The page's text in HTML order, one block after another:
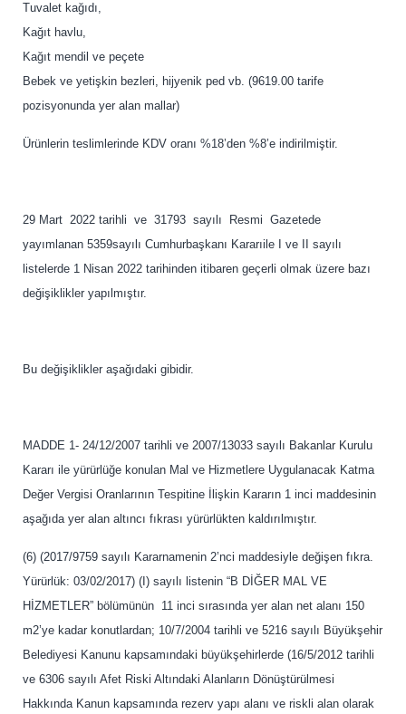
Tuvalet kağıdı,
Kağıt havlu,
Kağıt mendil ve peçete
Bebek ve yetişkin bezleri, hijyenik ped vb. (9619.00 tarife
pozisyonunda yer alan mallar)
Ürünlerin teslimlerinde KDV oranı %18’den %8’e indirilmiştir.
29 Mart 2022 tarihli ve 31793 sayılı Resmi Gazetede
yayımlanan 5359sayılı Cumhurbaşkanı Kararıile I ve II sayılı
listelerde 1 Nisan 2022 tarihinden itibaren geçerli olmak üzere bazı
değişiklikler yapılmıştır.
Bu değişiklikler aşağıdaki gibidir.
MADDE 1- 24/12/2007 tarihli ve 2007/13033 sayılı Bakanlar Kurulu
Kararı ile yürürlüğe konulan Mal ve Hizmetlere Uygulanacak Katma
Değer Vergisi Oranlarının Tespitine İlişkin Kararın 1 inci maddesinin
aşağıda yer alan altıncı fıkrası yürürlükten kaldırılmıştır.
(6) (2017/9759 sayılı Kararnamenin 2’nci maddesiyle değişen fıkra.
Yürürlük: 03/02/2017) (I) sayılı listenin “B DİĞER MAL VE
HİZMETLER” bölümünün 11 inci sırasında yer alan net alanı 150
m2’ye kadar konutlardan; 10/7/2004 tarihli ve 5216 sayılı Büyükşehir
Belediyesi Kanunu kapsamındaki büyükşehirlerde (16/5/2012 tarihli
ve 6306 sayılı Afet Riski Altındaki Alanların Dönüştürülmesi
Hakkında Kanun kapsamında rezerv yapı alanı ve riskli alan olarak